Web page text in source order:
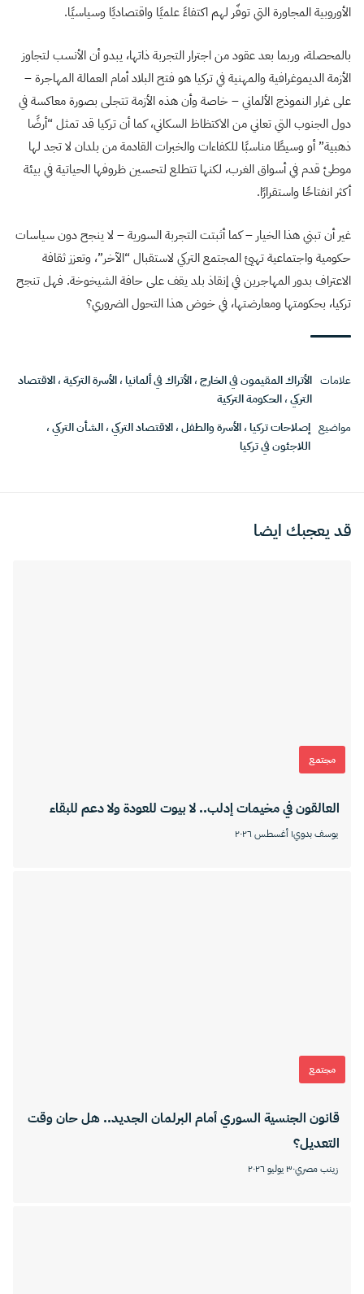
الأوروبية المجاورة التي توفّر لهم اكتفاءً علميًا واقتصاديًا وسياسيًا.
بالمحصلة، وربما بعد عقود من اجترار التجربة ذاتها، يبدو أن الأنسب لتجاوز
الأزمة الديموغرافية والمهنية في تركيا هو فتح البلاد أمام العمالة المهاجرة –
على غرار النموذج الألماني – خاصة وأن هذه الأزمة تتجلى بصورة معاكسة في
دول الجنوب التي تعاني من الاكتظاظ السكاني، كما أن تركيا قد تمثل “أرضًا
ذهبية” أو وسيطًا مناسبًا للكفاءات والخبرات القادمة من بلدان لا تجد لها
موطئ قدم في أسواق الغرب، لكنها تتطلع لتحسين ظروفها الحياتية في بيئة
أكثر انفتاحًا واستقرارًا.
غير أن تبني هذا الخيار – كما أثبتت التجربة السورية – لا ينجح دون سياسات
حكومية واجتماعية تهيئ المجتمع التركي لاستقبال “الآخر”، وتعزز ثقافة
الاعتراف بدور المهاجرين في إنقاذ بلد يقف على حافة الشيخوخة. فهل تنجح
تركيا، بحكومتها ومعارضتها، في خوض هذا التحول الضروري؟
علامات الأتراك المقيمون في الخارج،الأتراك في ألمانيا،الأسرة التركية،الاقتصاد
التركي،الحكومة التركية
مواضيع إصلاحات تركيا،الأسرة والطفل،الاقتصاد التركي،الشأن التركي،
اللاجئون في تركيا
قد يعجبك ايضا
مجتمع
العالقون في مخيمات إدلب.. لا بيوت للعودة ولا دعم للبقاء
يوسف بدوي١ أغسطس ٢٠٢٦
مجتمع
قانون الجنسية السوري أمام البرلمان الجديد.. هل حان وقت
التعديل؟
زينب مصري٣٠ يوليو ٢٠٢٦